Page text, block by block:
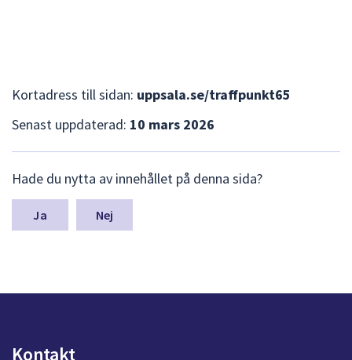
Kortadress till sidan: uppsala.se/traffpunkt65
Senast uppdaterad: 10 mars 2026
ä
m
a
p
k
Hade du nytta av innehållet på denna sida?
Nej
Kontakt